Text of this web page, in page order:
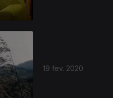
19 fev. 2020